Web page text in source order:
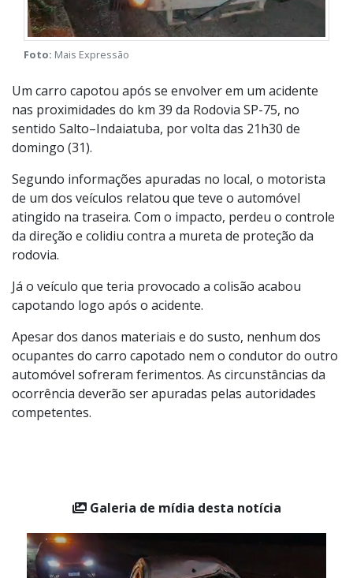
Mais Expressão
Um carro capotou após se envolver em um acidente
nas proximidades do km 39 da Rodovia SP-75, no
sentido Salto–Indaiatuba, por volta das 21h30 de
domingo (31).
Segundo informações apuradas no local, o motorista
de um dos veículos relatou que teve o automóvel
atingido na traseira. Com o impacto, perdeu o controle
da direção e colidiu contra a mureta de proteção da
rodovia.
Já o veículo que teria provocado a colisão acabou
capotando logo após o acidente.
Apesar dos danos materiais e do susto, nenhum dos
ocupantes do carro capotado nem o condutor do outro
automóvel sofreram ferimentos. As circunstâncias da
ocorrência deverão ser apuradas pelas autoridades
competentes.
Galeria de mídia desta notícia